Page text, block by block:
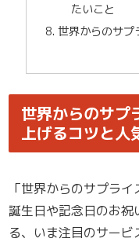
たいこと
世界からのサプ
世界からのサプ
上げるコツと人
「世界からのサプラ
誕生日や記念日のお
る、いま注目のサービ